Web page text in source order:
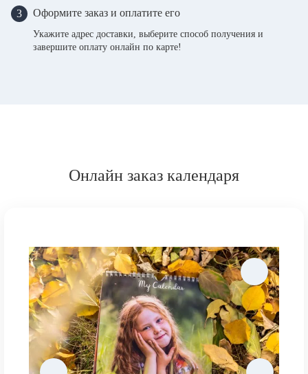
3 Оформите заказ и оплатите его
Укажите адрес доставки, выберите способ получения и
завершите оплату онлайн по карте!
Онлайн заказ календаря